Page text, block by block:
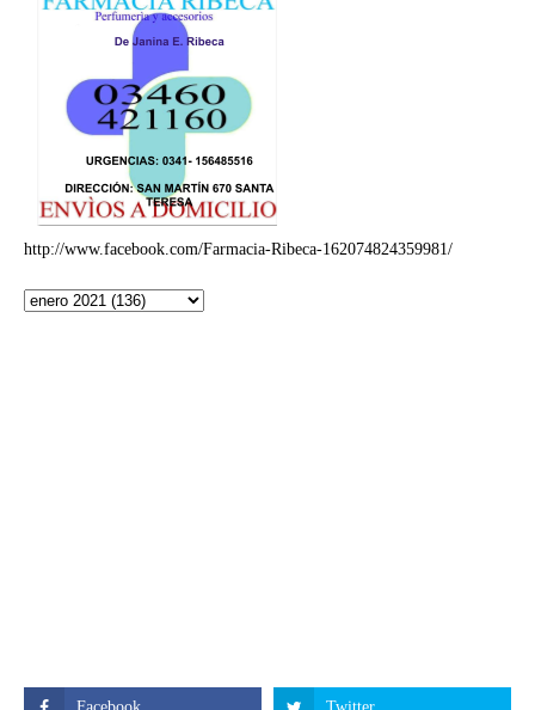
http://www.facebook.com/Farmacia-Ribeca-162074824359981/